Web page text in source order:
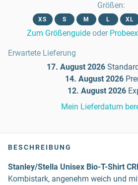
Größen:
XS S M L XL
Zum Größenguide oder
Erwartete Lieferung
17. August 2026
14. August 2026
12. August 2026
Mein Lieferdatum
BESCHREIBUNG
Stanley/Stella Unisex Bio-T-Shirt
Kombistark, angenehm weich und